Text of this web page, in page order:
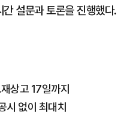
설문과 토론을 진행했다.
상고 17일까지
시 없이 최대치